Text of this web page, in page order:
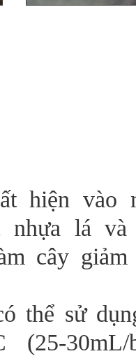
hiện vào
nhựa lá và
cây giảm
thể sử
(25-30mL/